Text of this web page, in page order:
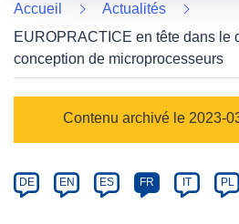
fenêtre)
Accueil
Actualités
EUROPRACTICE en tête dans le
conception de microprocesseurs
Category
Contenu archivé le 2023-
Article
available
DE EN ES FR IT PL